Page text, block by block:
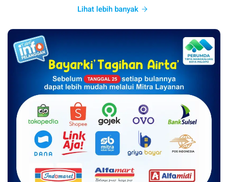
Lihat lebih banyak